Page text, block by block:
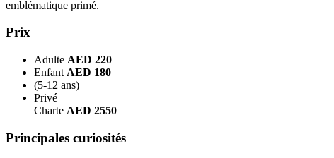
emblématique primé.
Prix
Adulte AED 220
Enfant AED 180
(5-12 ans)
Privé
Charte AED 2550
Principales curiosités